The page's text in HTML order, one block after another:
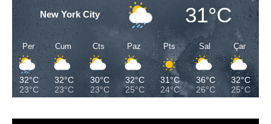
New York City 31°C
Per
32°C
23°C
Cum
32°C
23°C
Cts
30°C
23°C
Paz
32°C
25°C
Pts
31°C
24°C
Sal
36°C
26°C
Çar
32°C
25°C